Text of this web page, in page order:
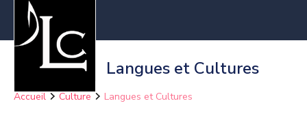
Langues et Cultures
Accueil Culture Langues et Cultures